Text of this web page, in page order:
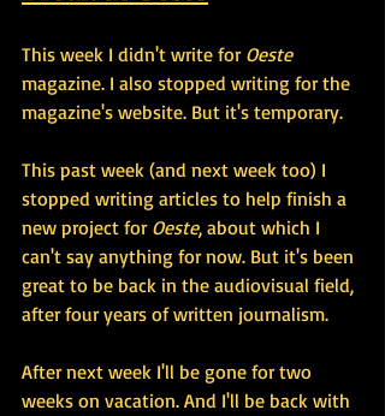
This week I didn't write for Oeste
magazine. I also stopped writing for the
magazine's website. But it's temporary.
This past week (and next week too) I
stopped writing articles to help finish a
new project for Oeste, about which I
can't say anything for now. But it's been
great to be back in the audiovisual field,
after four years of written journalism.
After next week I'll be gone for two
weeks on vacation. And I'll be back with